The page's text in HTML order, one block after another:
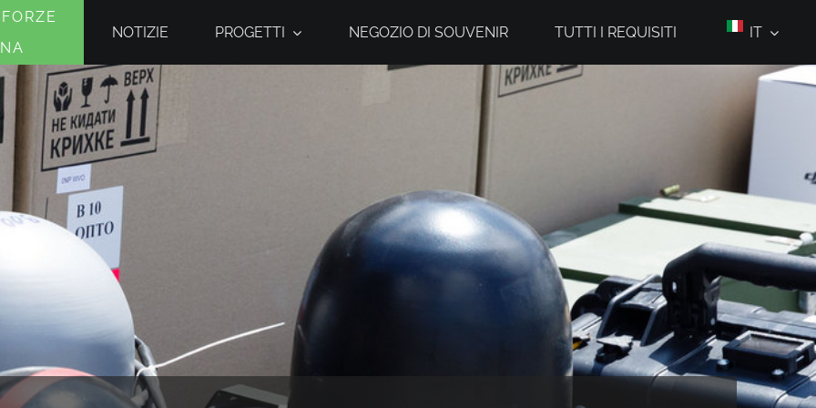
NOTIZIE PROGETTI NEGOZIO DI SOUVENIR TUTTI I REQUISITI IT